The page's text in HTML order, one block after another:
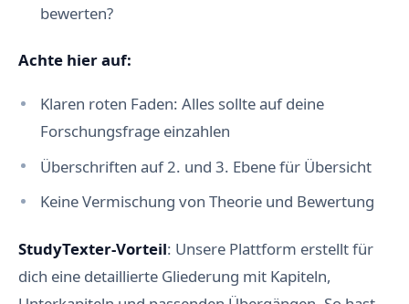
bewerten?
Achte hier auf:
Klaren roten Faden: Alles sollte auf deine
Forschungsfrage einzahlen
Überschriften auf 2. und 3. Ebene für Übersicht
Keine Vermischung von Theorie und Bewertung
StudyTexter-Vorteil: Unsere Plattform erstellt für
dich eine detaillierte Gliederung mit Kapiteln,